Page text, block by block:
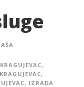
,
,
, IZRADA